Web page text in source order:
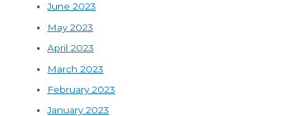
June 2023
May 2023
April 2023
March 2023
February 2023
January 2023